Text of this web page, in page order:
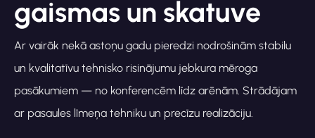
gaismas un skatuve
Ar vairāk nekā astoņu gadu pieredzi nodrošinām stabilu
un kvalitatīvu tehnisko risinājumu jebkura mēroga
pasākumiem — no konferencēm līdz arēnām. Strādājam
ar pasaules līmeņa tehniku un precīzu realizāciju.